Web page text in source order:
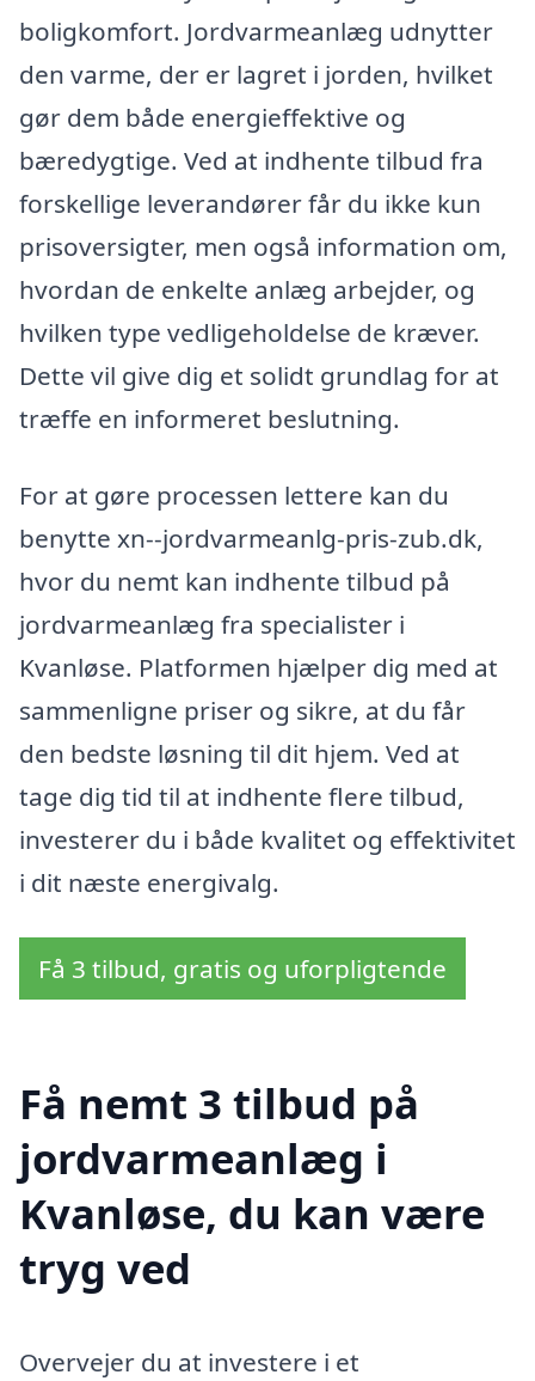
boligkomfort. Jordvarmeanlæg udnytter
den varme, der er lagret i jorden, hvilket
gør dem både energieffektive og
bæredygtige. Ved at indhente tilbud fra
forskellige leverandører får du ikke kun
prisoversigter, men også information om,
hvordan de enkelte anlæg arbejder, og
hvilken type vedligeholdelse de kræver.
Dette vil give dig et solidt grundlag for at
træffe en informeret beslutning.
For at gøre processen lettere kan du
benytte xn--jordvarmeanlg-pris-zub.dk,
hvor du nemt kan indhente tilbud på
jordvarmeanlæg fra specialister i
Kvanløse. Platformen hjælper dig med at
sammenligne priser og sikre, at du får
den bedste løsning til dit hjem. Ved at
tage dig tid til at indhente flere tilbud,
investerer du i både kvalitet og effektivitet
i dit næste energivalg.
Få 3 tilbud, gratis og uforpligtende
Få nemt 3 tilbud på
jordvarmeanlæg i
Kvanløse, du kan være
tryg ved
Overvejer du at investere i et